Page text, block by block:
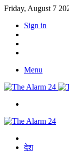
Friday, August 7
Sign in
Menu
देश